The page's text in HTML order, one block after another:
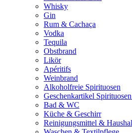
Whisky
Gin
Rum & Cachaça
Vodka
Tequila
Obstbrand
Likör
Apéritifs
Weinbrand
Alkoholfreie Spirituosen
Geschenkartikel
Bad & WC
Küche & Geschirr
Reinigungsmittel &